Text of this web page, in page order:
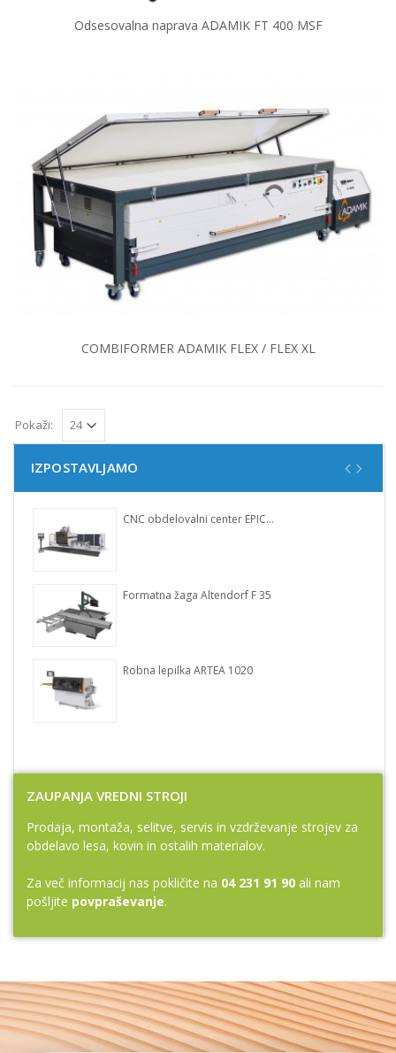
Odsesovalna naprava ADAMIK FT 400 MSF
COMBIFORMER ADAMIK FLEX / FLEX XL
Pokaži:
IZPOSTAVLJAMO
CNC obdelovalni center EPICON 7135
Formatna žaga Altendorf F 35
Robna lepilka ARTEA 1020
ZAUPANJA VREDNI STROJI
Prodaja, montaža, selitve, servis in vzdrževanje strojev za
obdelavo lesa, kovin in ostalih materialov.
Za več informacij nas pokličite na 04 231 91 90 ali nam
pošljite povpraševanje.